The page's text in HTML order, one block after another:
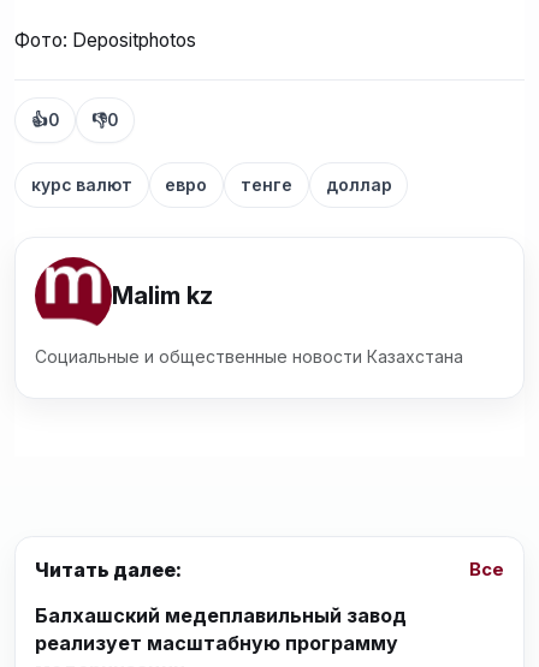
Фото: Depositphotos
👍0 👎0
курс валют евро тенге доллар
Malim kz
Социальные и общественные новости Казахстана
Читать далее: Все
Балхашский медеплавильный завод
реализует масштабную программу